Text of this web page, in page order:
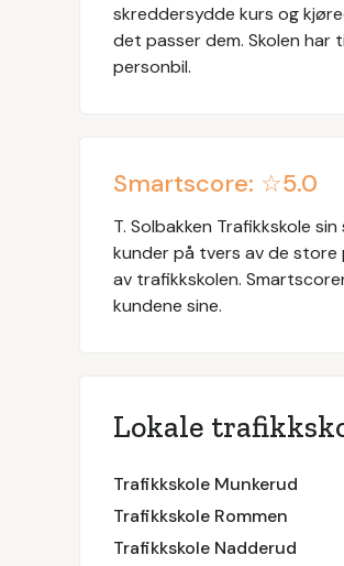
skreddersydde kurs og
det passer dem. Skolen
personbil.
Smartscore: ☆5.0
T. Solbakken Trafikkskole sin
kunder på tvers av de store
av trafikkskolen.
kundene sine.
Lokale
Trafikkskole Munkerud
Trafikkskole Rommen
Trafikkskole Nadderud